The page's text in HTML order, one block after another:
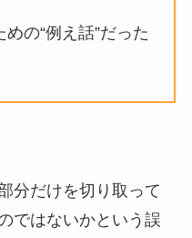
の“例え話”だった
分だけを切り取って
ではないかという誤